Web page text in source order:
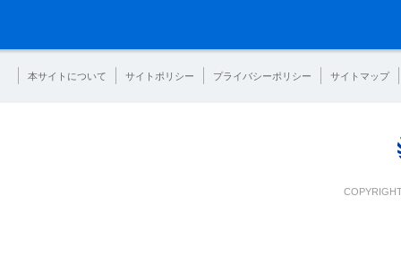
本サイトについて サイトポリシー プライバシーポリシー サイトマップ